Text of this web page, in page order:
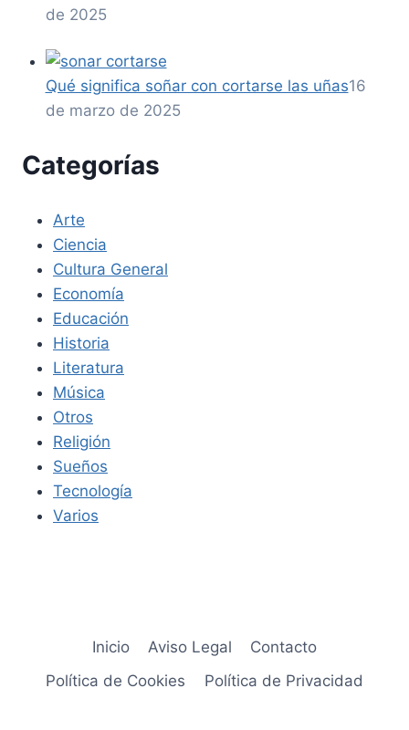
de 2025
Qué significa soñar con cortarse las uñas16
de marzo de 2025
Categorías
Arte
Ciencia
Cultura General
Economía
Educación
Historia
Literatura
Música
Otros
Religión
Sueños
Tecnología
Varios
Inicio Aviso Legal
Contacto
Política de Cookies
Política de Privacidad